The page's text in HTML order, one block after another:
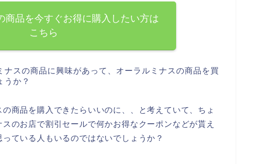
商品を今すぐお得に購入したい方は
こちら
スの商品に興味があって、オーラルミナスの商品を買
うか？
商品を購入できたらいいのに、、と考えていて、ちょ
のお店で割引セールで何かお得なクーポンなどが貰え
ている人もいるのではないでしょうか？